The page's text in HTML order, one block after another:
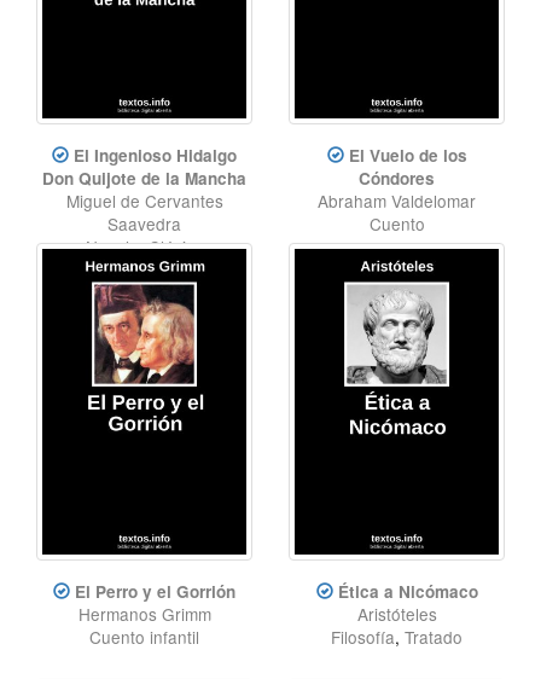
El Ingenioso Hidalgo
Don Quijote de la Mancha
Miguel de Cervantes
Saavedra
Novela,Clásico
El Vuelo de los
Cóndores
Abraham Valdelomar
Cuento
El Perro y el Gorrión
Hermanos Grimm
Cuento infantil
Ética a Nicómaco
Aristóteles
Filosofía, Tratado